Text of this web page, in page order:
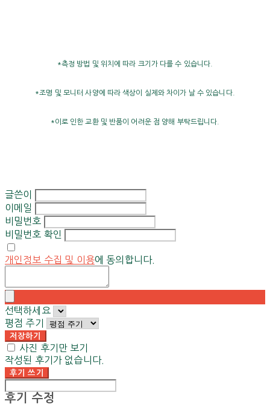
*측정 방법 및 위치에 따라 크기가 다를 수 있습니다.
*조명 및 모니터 사양에 따라 색상이 실제와 차이가 날 수 있습니다.
*이로 인한 교환 및 반품이 어려운 점 양해 부탁드립니다.
글쓴이
이메일
비밀번호
비밀번호 확인
개인정보 수집 및 이용에 동의합니다.
선택하세요
평점 주기
저장하기
사진 후기만 보기
작성된 후기가 없습니다.
후기 쓰기
후기 수정